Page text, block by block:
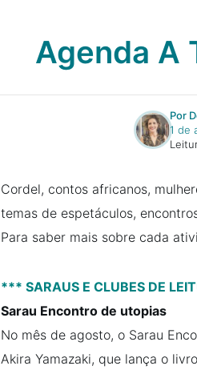
Agenda A
Por
1 de
Cordel, contos africanos,
temas de espetáculos,
Para saber mais sobre cada
*** SARAUS E CLUBES DE
Sarau Encontro de utopias
No mês de agosto, o Sarau
Akira Yamazaki, que lança o